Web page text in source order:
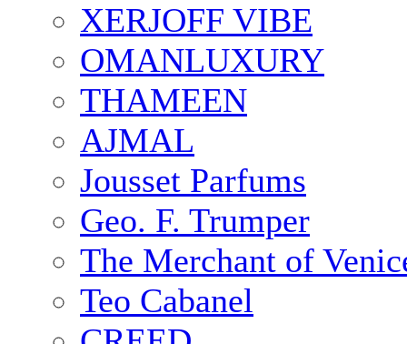
XERJOFF VIBE
OMANLUXURY
THAMEEN
AJMAL
Jousset Parfums
Geo. F. Trumper
The Merchant of
Teo Cabanel